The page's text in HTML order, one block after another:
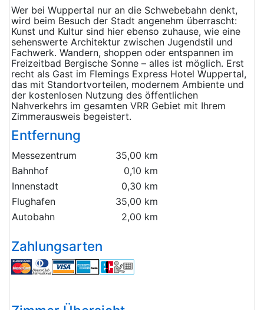
Wer bei Wuppertal nur an die Schwebebahn denkt,
wird beim Besuch der Stadt angenehm überrascht:
Kunst und Kultur sind hier ebenso zuhause, wie eine
sehenswerte Architektur zwischen Jugendstil und
Fachwerk. Wandern, shoppen oder entspannen im
Freizeitbad Bergische Sonne – alles ist möglich. Erst
recht als Gast im Flemings Express Hotel Wuppertal,
das mit Standortvorteilen, modernem Ambiente und
der kostenlosen Nutzung des öffentlichen
Nahverkehrs im gesamten VRR Gebiet mit Ihrem
Zimmerausweis begeistert.
Entfernung
Messezentrum
35,00 km
Bahnhof
0,10 km
Innenstadt
0,30 km
Flughafen
35,00 km
Autobahn
2,00 km
Zahlungsarten